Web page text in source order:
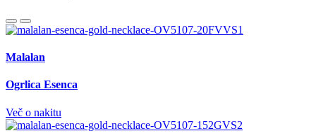
Malalan
Ogrlica Esenca
Več o nakitu